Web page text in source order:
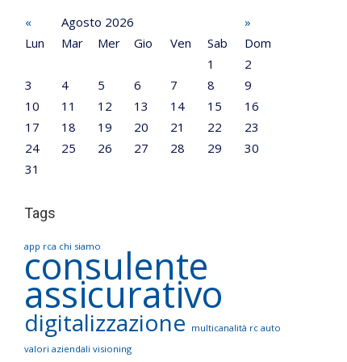
« Agosto 2026
»
Lun
Mar Mer Gio Ven Sab
Dom
1
2
3
4 5 6 7 8
9
10
11 12 13 14 15
16
17
18 19 20 21 22
23
24
25 26 27 28 29
30
31
Tags
app rca chi siamo
consulente
assicurativo
digitalizzazione multicanalità rc auto
valori aziendali visioning